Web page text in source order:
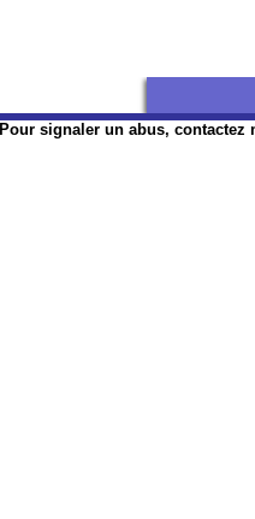
Pour signaler un abus, contactez